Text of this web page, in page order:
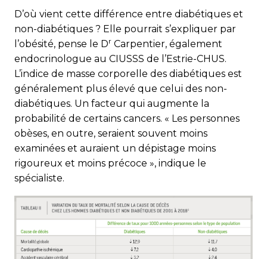
D’où vient cette différence entre diabétiques et
non-diabétiques ? Elle pourrait s’expliquer par
l’obésité, pense le Dr Carpentier, également
endocrinologue au CIUSSS de l’Estrie-CHUS.
L’indice de masse corporelle des dia­bé­­tiques est
généralement plus élevé que celui des non-
diabétiques. Un facteur qui augmente la
probabilité de certains cancers. « Les personnes
obèses, en outre, seraient souvent moins
examinées et auraient un dépistage moins
rigoureux et moins précoce », indique le
spécialiste.